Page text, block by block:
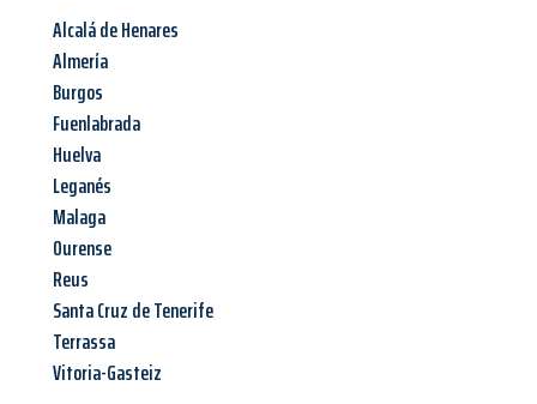
Alcalá de Henares
Almería
Burgos
Fuenlabrada
Huelva
Leganés
Malaga
Ourense
Reus
Santa Cruz de Tenerife
Terrassa
Vitoria-Gasteiz